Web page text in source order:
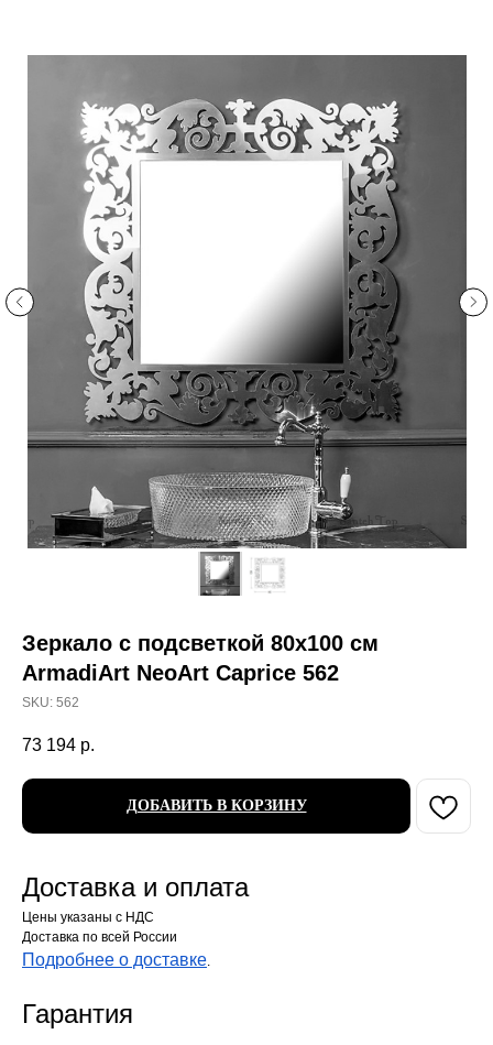
Зеркало с подсветкой 80х100 см
ArmadiArt NeoArt Caprice 562
SKU: 562
73 194 р.
ДОБАВИТЬ В КОРЗИНУ
Доставка и оплата
Цены указаны с НДС
Доставка по всей России
Подробнее о доставке.
Гарантия